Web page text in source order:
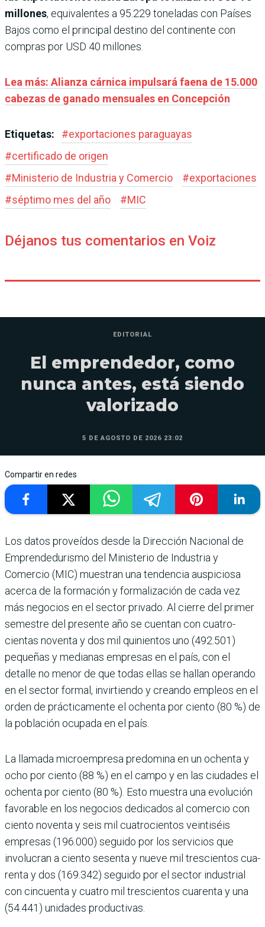
millones, equivalentes a 95.229 toneladas con Países
Bajos como el principal destino del continente con
compras por USD 40 millones.
Lea más: Alianza cárnica impulsará faena de 15.000
cabezas de ganado mensuales en Concepción
Etiquetas: #exportaciones paraguayas
#certificado de origen
#Ministerio de Industria y Comercio #exportaciones
#séptimo mes del año #MIC
Déjanos tus comentarios en Voiz
EDITORIAL
El emprendedor, como
nunca antes, está siendo
valorizado
5 DE AGOSTO DE 2026 23:02
Compartir en redes
Los datos proveídos desde la Direc­ción Nacional de
Emprendedu­rismo del Ministerio de Industria y
Comercio (MIC) muestran una tendencia auspiciosa
acerca de la formación y formalización de cada vez
más negocios en el sector privado. Al cierre del primer
semes­tre del presente año se cuentan con cuatro­
cientas noventa y dos mil quinientos uno (492.501)
pequeñas y medianas empresas en el país, con el
detalle no menor de que todas ellas se hallan operando
en el sector formal, invirtiendo y creando empleos en el
orden de prácticamente el ochenta por ciento (80 %) de
la población ocupada en el país.
La llamada microempresa predo­mina en un ochenta y
ocho por ciento (88 %) en el campo y en las ciudades el
ochenta por ciento (80 %). Esto mues­tra una evolución
favorable en los nego­cios dedicados al comercio con
ciento noventa y seis mil cuatrocientos vein­tiséis
empresas (196.000) seguido por los servicios que
involucran a ciento sesenta y nueve mil trescientos cua­
renta y dos (169.342) seguido por el sec­tor industrial
con cincuenta y cuatro mil trescientos cuarenta y una
(54.441) unidades productivas.